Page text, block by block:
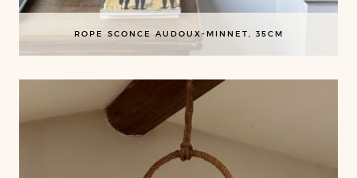
ROPE SCONCE AUDOUX-MINNET, 35CM